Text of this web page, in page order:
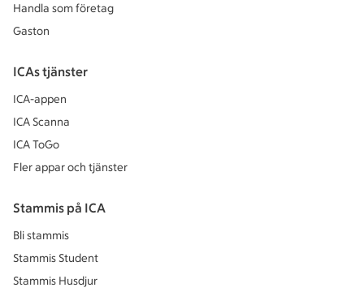
Handla som företag
Gaston
ICAs tjänster
ICA-appen
ICA Scanna
ICA ToGo
Fler appar och tjänster
Stammis på ICA
Bli stammis
Stammis Student
Stammis Husdjur